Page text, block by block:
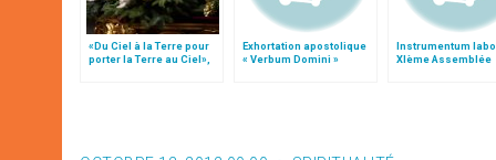
«Du Ciel à la Terre pour
porter la Terre au Ciel»,
Exhortation apostolique
« Verbum Domini »
Instrumentum
XIème Assemblée